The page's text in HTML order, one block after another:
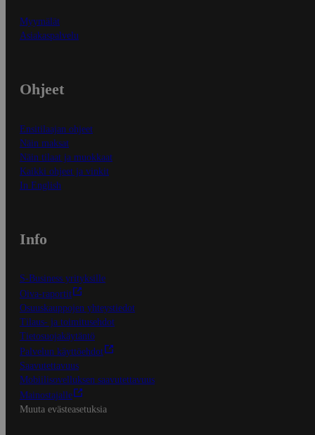
Myymälät
Asiakaspalvelu
Ohjeet
Ensitilaajan ohjeet
Näin maksat
Näin tilaat ja muokkaat
Kaikki ohjeet ja vinkit
In English
Info
S-Business yrityksille
Oiva-raportit
Osuuskauppojen yhteystiedot
Tilaus- ja toimitusehdot
Tietosuojakäytäntö
Palvelun käyttöehdot
Saavutettavuus
Mobiilisovelluksen saavutettavuus
Mainostajalle
Muuta evästeasetuksia